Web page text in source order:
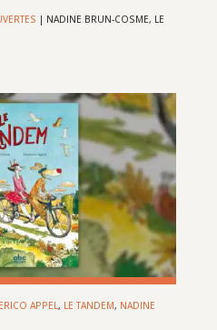
| NADINE BRUN-COSME, LE
APPEL , LE TANDEM, NADINE